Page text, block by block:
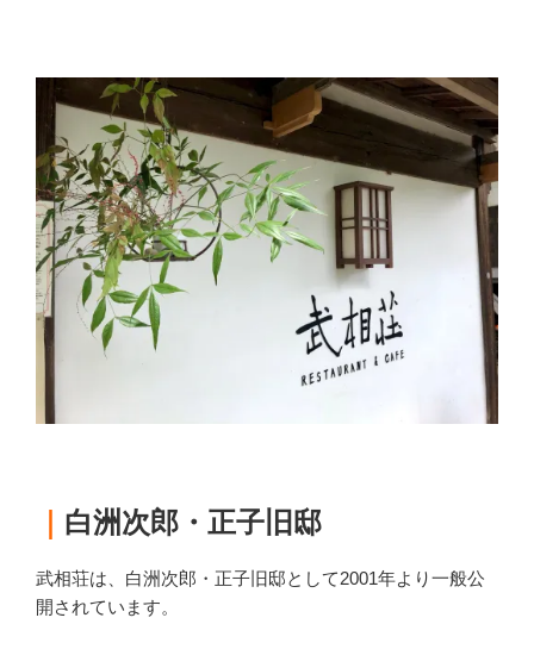
白洲次郎・正子旧邸
武相荘は、白洲次郎・正子旧邸として2001年より一般公
開されています。